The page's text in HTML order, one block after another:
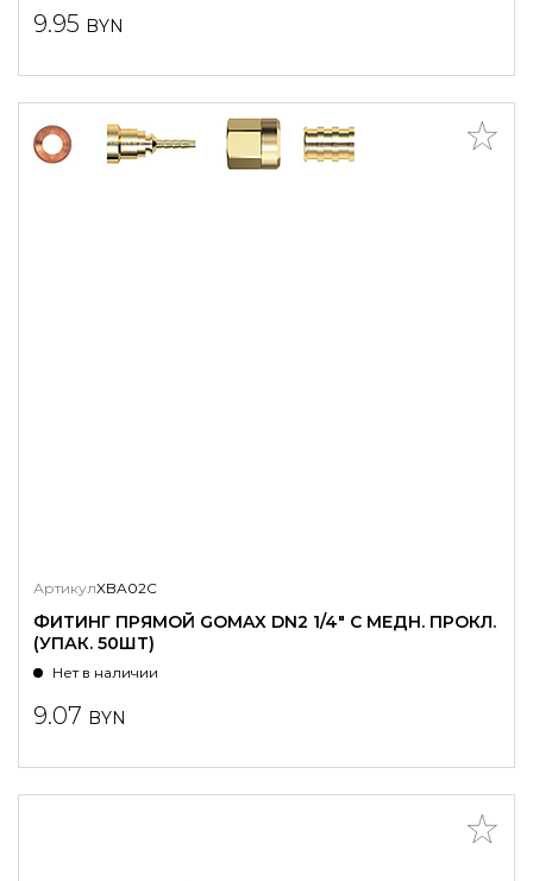
9.95 BYN
АртикулXBA02C
ФИТИНГ ПРЯМОЙ GOMAX DN2 1/4" С МЕДН. ПРОКЛ.
(УПАК. 50ШТ)
Нет в наличии
9.07 BYN